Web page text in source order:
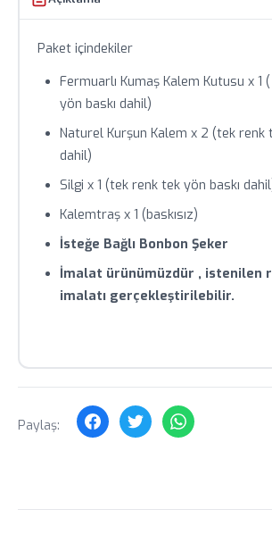
geçin.
Paket içindekiler
Fermuarlı Kumaş Kalem Kutusu x 1
yön baskı dahil)
Naturel Kurşun Kalem x 2 (tek renk
dahil)
Silgi x 1 (tek renk tek yön baskı
Kalemtraş x 1 (baskısız)
İsteğe Bağlı Bonbon Şeker
İmalat ürünümüzdür , istenilen
imalatı gerçekleştirilebilir.
Paylaş: